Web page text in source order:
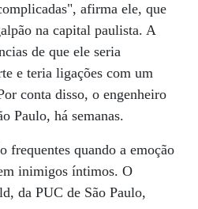
afirma ele, que
na capital paulista. A
de que ele seria
e teria ligações com um
conta disso, o engenheiro
Paulo, há semanas.
frequentes quando a emoção
inimigos íntimos. O
da PUC de São Paulo,